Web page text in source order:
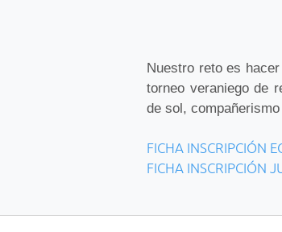
Nuestro reto es
torneo veraniego de
de sol,
FICHA INSCRIPCIÓN
FICHA INSCRIPCIÓN